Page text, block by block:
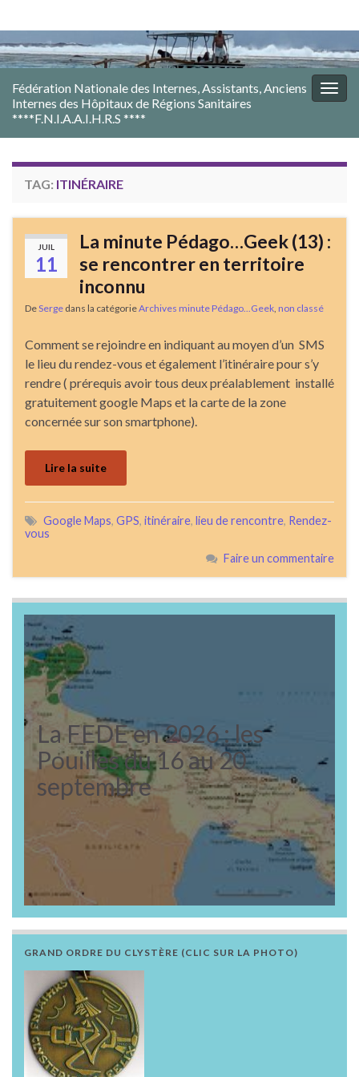
Fédération Nationale des Internes, Assistants, Anciens
Internes des Hôpitaux de Régions Sanitaires
****F.N.I.A.A.I.H.R.S ****
TAG: ITINÉRAIRE
JUIL
11
La minute Pédago…Geek (13) :
se rencontrer en territoire
inconnu
DeSerge dans la catégorieArchives minute Pédago...Geek non classé
Comment se rejoindre en indiquant au moyen d’un SMS
le lieu du rendez-vous et également l’itinéraire pour s’y
rendre ( prérequis avoir tous deux préalablement installé
gratuitement google Maps et la carte de la zone
concernée sur son smartphone).
Lire la suite
Google Maps, GPS, itinéraire, lieu de rencontre, Rendez-
vous
Faire un commentaire
La FEDE en 2026 : les
Pouilles du 16 au 20
septembre
GRAND ORDRE DU CLYSTÈRE (CLIC SUR LA PHOTO)